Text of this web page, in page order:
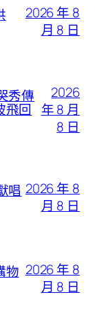
2026 年 8
月 8 日
秀傳
飛回
2026
年 8 月
8 日
唱 2026 年 8
月 8 日
物 2026 年 8
月 8 日